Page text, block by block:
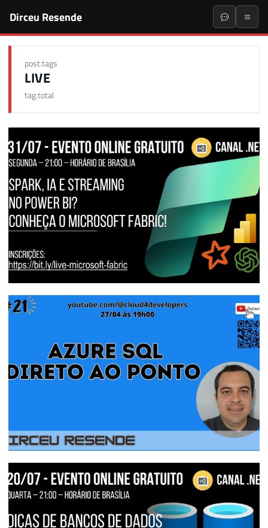
Dirceu Resende
post.tags
LIVE
tag.total
[Live - 31.07] - Spark, IA e Streaming no
Power BI? Conheça o Microsoft Fabric!
Live no @cloud4developers - Azure SQL
direto ao ponto
28 de abril de 2023 1 min de leitura